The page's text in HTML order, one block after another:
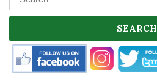
SEARCH